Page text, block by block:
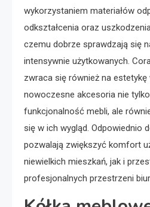
wykorzystaniem materiałów
odkształcenia oraz
czemu dobrze sprawdzają się
intensywnie użytkowanych.
zwraca się również na estetykę
nowoczesne akcesoria nie
funkcjonalność mebli, ale
się w ich wygląd. Odpowiednio
pozwalają zwiększyć komfort
niewielkich mieszkań, jak i
profesjonalnych przestrzeni